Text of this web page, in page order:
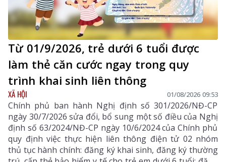
Từ 01/9/2026, trẻ dưới 6 tuổi được
làm thẻ căn cước ngay trong quy
trình khai sinh liên thông
XÃ HỘI 01/08/2026 09:53
Chính phủ ban hành Nghị định số 301/2026/NĐ-CP
ngày 30/7/2026 sửa đổi, bổ sung một số điều của Nghị
định số 63/2024/NĐ-CP ngày 10/6/2024 của Chính phủ
quy định việc thực hiện liên thông điện tử 02 nhóm
thủ tục hành chính: đăng ký khai sinh, đăng ký thường